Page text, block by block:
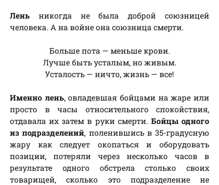
Лень никогда не была доброй союзницей
человека. А на войне она союзница смерти.
Больше пота — меньше крови.
Лучше быть усталым, но живым.
Усталость — ничто, жизнь — все!
Именно лень, овладевшая бойцами на жаре или
просто в часы относительного спокойствия,
отдавала их затем в руки смерти. Бойцы одного
из подразделений, поленившись в 35-градусную
жару как следует окопаться и оборудовать
позиции, потеряли через несколько часов в
результате одного обстрела столько своих
товарищей, сколько это подразделение не